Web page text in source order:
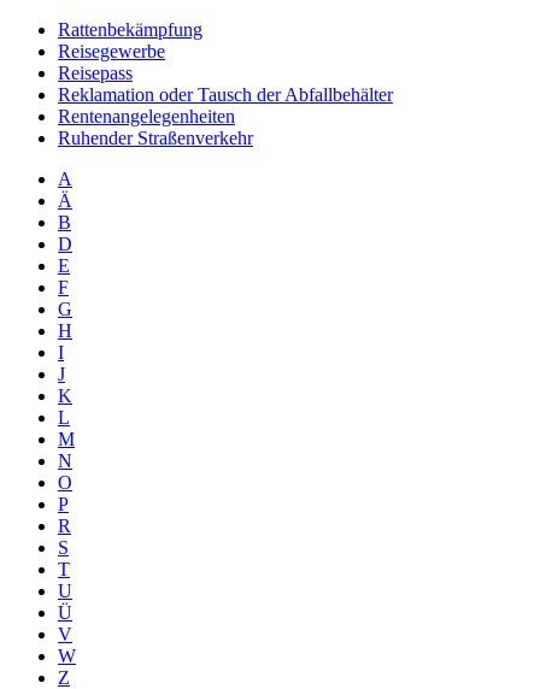
Rattenbekämpfung
Reisegewerbe
Reisepass
Reklamation oder Tausch der Abfallbehälter
Rentenangelegenheiten
Ruhender Straßenverkehr
A
Ä
B
D
E
F
G
H
I
J
K
L
M
N
O
P
R
S
T
U
Ü
V
W
Z